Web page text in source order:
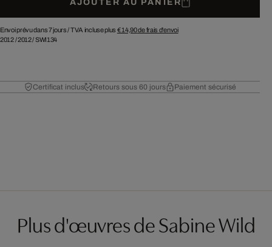
AJOUTER AU PANIER
Envoi prévu dans 7 jours /TVA incluse plus € 14,90de frais d'envoi
2012/2012/SWI134
Certificat inclus Retours sous 60 jours Paiement sécurisé
Plus d'œuvres de Sabine Wild